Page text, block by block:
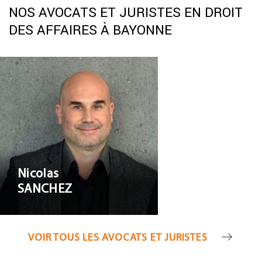
NOS AVOCATS ET JURISTES EN DROIT
DES AFFAIRES À BAYONNE
Nicolas
SANCHEZ
Nicolas SANCHEZ
VOIR TOUS LES AVOCATS ET JURISTES